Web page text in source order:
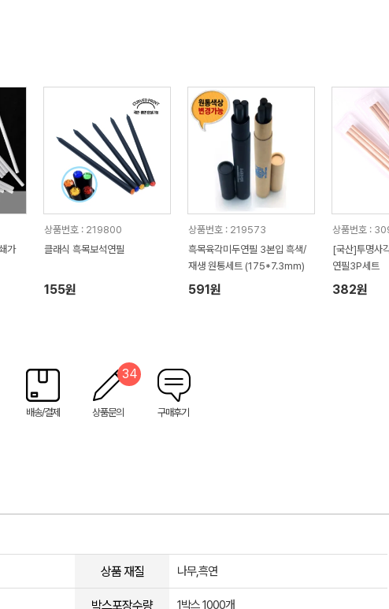
가
상품번호 : 219800
클래식 흑목보석연필
155원
상품번호 : 219573
흑목육각미두연필 3본입 흑색/
재생 원통세트 (175*7.3mm)
591원
상품번호 :
[국산]투명사
연필3P세트
382원
배송/결제 상품문의
34
구매후기
상품 재질 나무,흑연
박스포장수량 1박스 1000개